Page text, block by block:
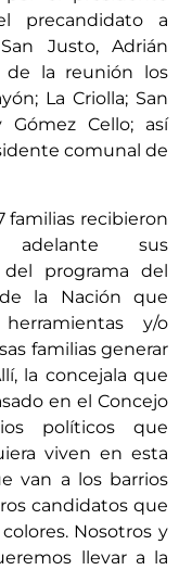
precandidato a
Justo, Adrián
de la reunión los
La Criolla; San
Cello; así
comunal de
familias recibieron
adelante sus
programa del
la Nación que
y/o
familias generar
la concejala que
en el Concejo
políticos que
viven en esta
van a los barrios
candidatos que
Nosotros y
llevar a la